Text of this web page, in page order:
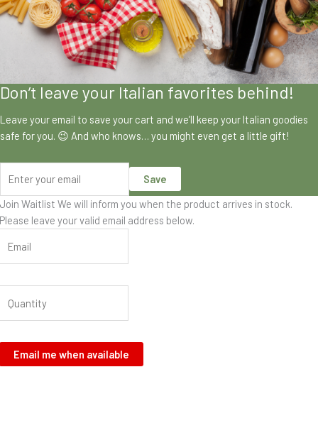
Don’t leave your Italian favorites behind!
Leave your email to save your cart and we’ll keep your Italian goodies
safe for you. 😉 And who knows… you might even get a little gift!
Save
Join Waitlist We will inform you when the product arrives in stock.
Please leave your valid email address below.
Email me when available